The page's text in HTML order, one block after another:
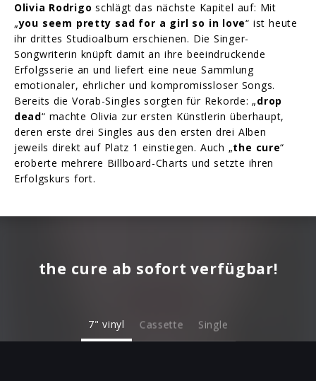
Olivia Rodrigo schlägt das nächste Kapitel auf: Mit
„you seem pretty sad for a girl so in love“ ist heute
ihr drittes Studioalbum erschienen. Die Singer-
Songwriterin knüpft damit an ihre beeindruckende
Erfolgsserie an und liefert eine neue Sammlung
emotionaler, ehrlicher und kompromissloser Songs.
Bereits die Vorab-Singles sorgten für Rekorde: „drop
dead“ machte Olivia zur ersten Künstlerin überhaupt,
deren erste drei Singles aus den ersten drei Alben
jeweils direkt auf Platz 1 einstiegen. Auch „the cure“
eroberte mehrere Billboard-Charts und setzte ihren
Erfolgskurs fort.
the cure ab sofort verfügbar!
7" vinyl Cassette Single